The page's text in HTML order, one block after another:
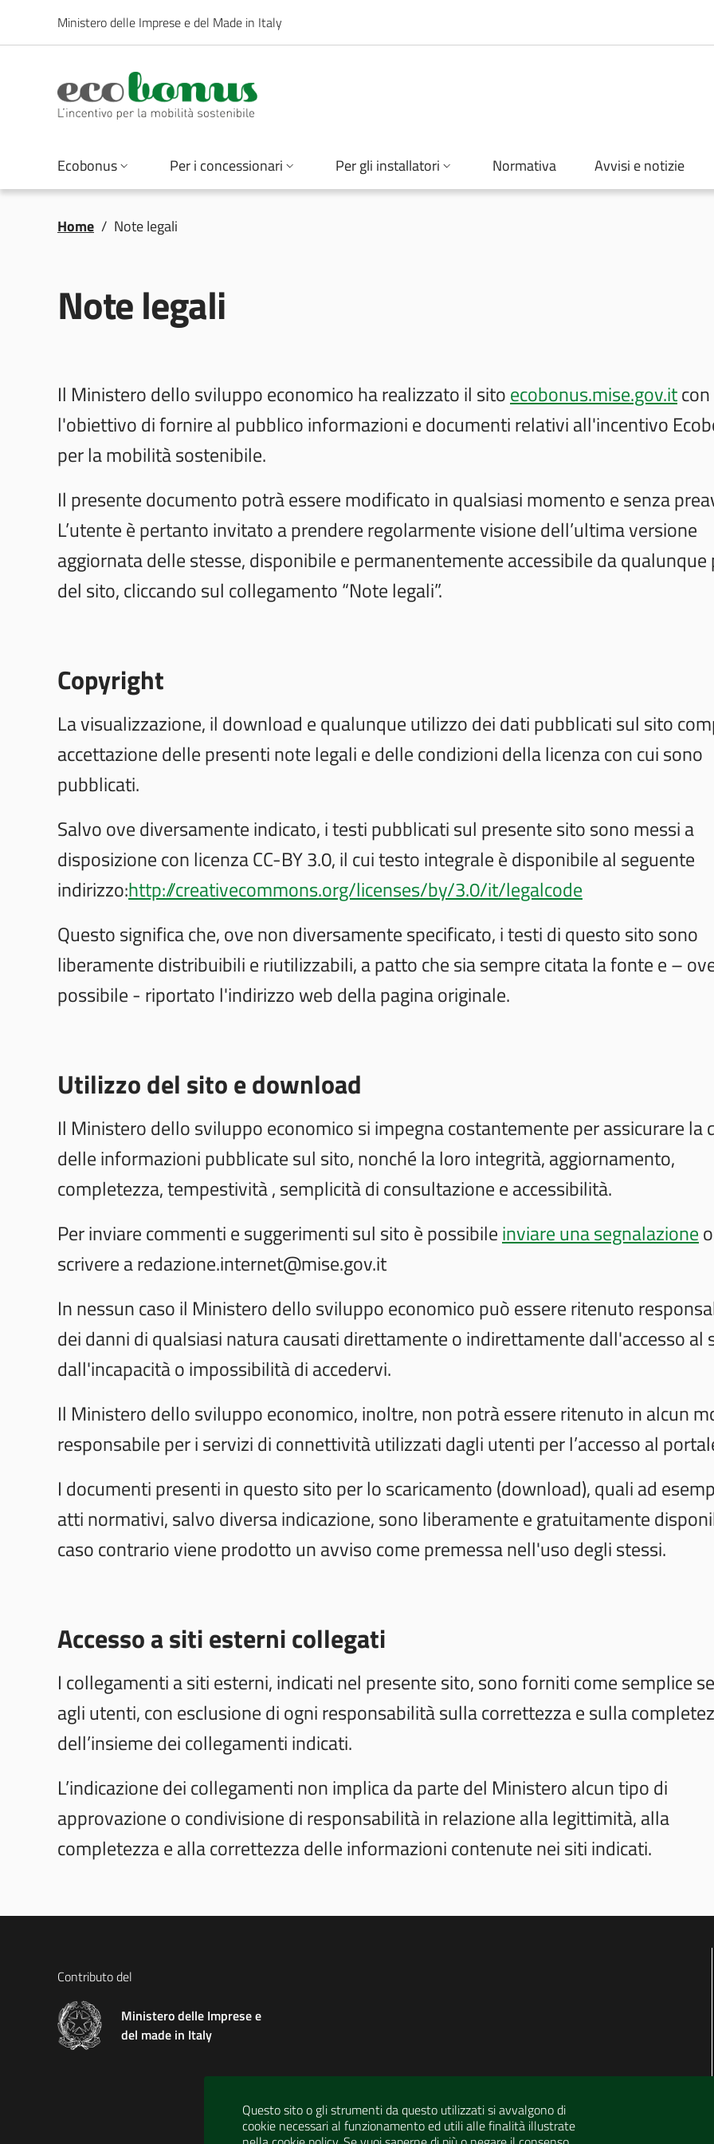
Salta al contenuto principale
Ministero delle Imprese e del Made in Italy
Ecobonus
Ecobonus Per i concessionari Per gli installatori Normativa Avvisi e notizie
Briciole di pane
Home / Note legali
Note legali
Il Ministero dello sviluppo economico ha realizzato il sitoecobonus.mise.gov.itcon
l'obiettivo di fornire al pubblico informazioni e documenti relativi all'incentivo
per la mobilità sostenibile.
Il presente documento potrà essere modificato in qualsiasi momento e senza
L’utente è pertanto invitato a prendere regolarmente visione dell’ultima versione
aggiornata delle stesse, disponibile e permanentemente accessibile da qualunque
del sito, cliccando sul collegamento “Note legali”.
Copyright
La visualizzazione, il download e qualunque utilizzo dei dati pubblicati sul sito
accettazione delle presenti note legali e delle condizioni della licenza con cui sono
pubblicati.
Salvo ove diversamente indicato, i testi pubblicati sul presente sito sono messi a
disposizione con licenza CC-BY 3.0, il cui testo integrale è disponibile al seguente
indirizzo:http://creativecommons.org/licenses/by/3.0/it/legalcode
Questo significa che, ove non diversamente specificato, i testi di questo sito sono
liberamente distribuibili e riutilizzabili, a patto che sia sempre citata la fonte e –
possibile - riportato l'indirizzo web della pagina originale.
Utilizzo del sito e download
Il Ministero dello sviluppo economico si impegna costantemente per assicurare la
delle informazioni pubblicate sul sito, nonché la loro integrità, aggiornamento,
completezza, tempestività , semplicità di consultazione e accessibilità.
Per inviare commenti e suggerimenti sul sito è possibileinviare una segnalazioneo
scrivere a redazione.internet@mise.gov.it
In nessun caso il Ministero dello sviluppo economico può essere ritenuto
dei danni di qualsiasi natura causati direttamente o indirettamente dall'accesso al
dall'incapacità o impossibilità di accedervi.
Il Ministero dello sviluppo economico, inoltre, non potrà essere ritenuto in alcun
responsabile per i servizi di connettività utilizzati dagli utenti per l’accesso al
I documenti presenti in questo sito per lo scaricamento (download), quali ad
atti normativi, salvo diversa indicazione, sono liberamente e gratuitamente
caso contrario viene prodotto un avviso come premessa nell'uso degli stessi.
Accesso a siti esterni collegati
I collegamenti a siti esterni, indicati nel presente sito, sono forniti come semplice
agli utenti, con esclusione di ogni responsabilità sulla correttezza e sulla
dell’insieme dei collegamenti indicati.
L’indicazione dei collegamenti non implica da parte del Ministero alcun tipo di
approvazione o condivisione di responsabilità in relazione alla legittimità, alla
completezza e alla correttezza delle informazioni contenute nei siti indicati.
Questo sito o gli strumenti da questo utilizzati si avvalgono di
cookie necessari al funzionamento ed utili alle finalità illustrate
Contributo del
Ministero delle Imprese e
del made in Italy